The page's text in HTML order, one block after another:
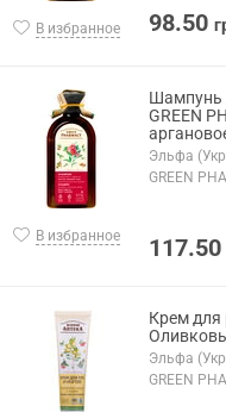
В избранное 98.50
В избранное
Шампунь
GREEN
Эльфа
GREEN
117.50
Крем для
Эльфа
GREEN